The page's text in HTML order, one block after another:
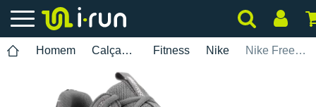
Homem Calçados Fitness Nike Nike Free Metcon 7